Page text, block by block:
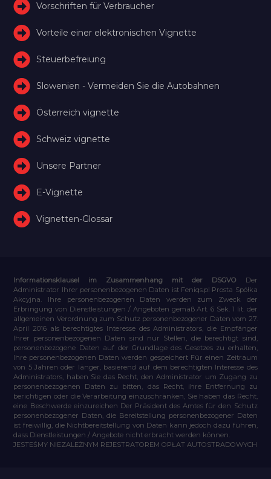
Vorschriften für Verbraucher
Vorteile einer elektronischen Vignette
Steuerbefreiung
Slowenien - Vermeiden Sie die Autobahnen
Österreich vignette
Schweiz vignette
Unsere Partner
E-Vignette
Vignetten-Glossar
Informationsklausel im Zusammenhang mit der DSGVO
Der
Administrator Ihrer personenbezogenen Daten ist Feniqs.pl Prosta Spółka
Akcyjna. Ihre personenbezogenen Daten werden zum Zweck der
Erbringung von Dienstleistungen / Angeboten gemäß Art. 6 Sek. 1 lit. der
allgemeinen Verordnung zum Schutz personenbezogener Daten vom 27.
April 2016 als berechtigtes Interesse des Administrators, die Empfänger
Ihrer personenbezogenen Daten sind nur Stellen, die berechtigt sind,
personenbezogene Daten auf der Grundlage des Gesetzes zu erhalten,
Ihre personenbezogenen Daten werden gespeichert Für einen Zeitraum
von 5 Jahren oder länger, basierend auf dem berechtigten Interesse des
Administrators, haben Sie das Recht, den Administrator um Zugang zu
personenbezogenen Daten zu bitten, das Recht, ihre Entfernung zu
berichtigen oder die Verarbeitung einzuschränken, Sie haben das Recht,
eine Beschwerde einzureichen Der Präsident des Amtes für den Schutz
personenbezogener Daten, die Bereitstellung personenbezogener Daten
ist freiwillig, die Nichtbereitstellung von Daten kann jedoch dazu führen,
dass Dienstleistungen / Angebote nicht erbracht werden können.
JESTEŚMY NIEZALEŻNYM REJESTRATOREM OPŁAT AUTOSTRADOWYCH